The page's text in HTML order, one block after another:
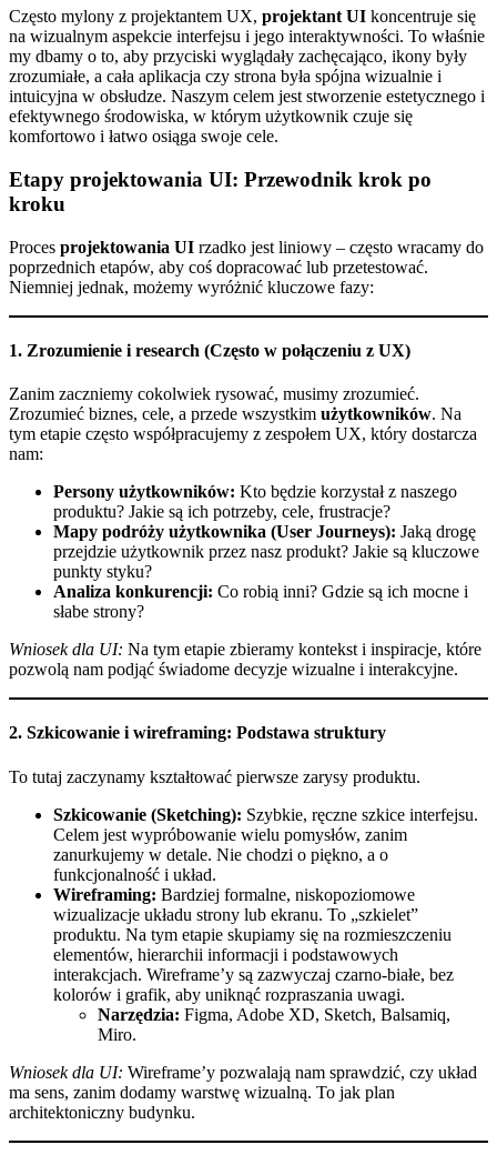
Często mylony z projektantem UX, projektant UI koncentruje się
na wizualnym aspekcie interfejsu i jego interaktywności. To właśnie
my dbamy o to, aby przyciski wyglądały zachęcająco, ikony były
zrozumiałe, a cała aplikacja czy strona była spójna wizualnie i
intuicyjna w obsłudze. Naszym celem jest stworzenie estetycznego i
efektywnego środowiska, w którym użytkownik czuje się
komfortowo i łatwo osiąga swoje cele.
Etapy projektowania UI: Przewodnik krok po
kroku
Proces projektowania UI rzadko jest liniowy – często wracamy do
poprzednich etapów, aby coś dopracować lub przetestować.
Niemniej jednak, możemy wyróżnić kluczowe fazy:
1. Zrozumienie i research (Często w połączeniu z UX)
Zanim zaczniemy cokolwiek rysować, musimy zrozumieć.
Zrozumieć biznes, cele, a przede wszystkim użytkowników. Na
tym etapie często współpracujemy z zespołem UX, który dostarcza
nam:
Persony użytkowników: Kto będzie korzystał z naszego
produktu? Jakie są ich potrzeby, cele, frustracje?
Mapy podróży użytkownika (User Journeys): Jaką drogę
przejdzie użytkownik przez nasz produkt? Jakie są kluczowe
punkty styku?
Analiza konkurencji: Co robią inni? Gdzie są ich mocne i
słabe strony?
Wniosek dla UI: Na tym etapie zbieramy kontekst i inspiracje, które
pozwolą nam podjąć świadome decyzje wizualne i interakcyjne.
2. Szkicowanie i wireframing: Podstawa struktury
To tutaj zaczynamy kształtować pierwsze zarysy produktu.
Szkicowanie (Sketching): Szybkie, ręczne szkice interfejsu.
Celem jest wypróbowanie wielu pomysłów, zanim
zanurkujemy w detale. Nie chodzi o piękno, a o
funkcjonalność i układ.
Wireframing: Bardziej formalne, niskopoziomowe
wizualizacje układu strony lub ekranu. To „szkielet”
produktu. Na tym etapie skupiamy się na rozmieszczeniu
elementów, hierarchii informacji i podstawowych
interakcjach. Wireframe’y są zazwyczaj czarno-białe, bez
kolorów i grafik, aby uniknąć rozpraszania uwagi.
Narzędzia: Figma, Adobe XD, Sketch, Balsamiq,
Miro.
Wniosek dla UI: Wireframe’y pozwalają nam sprawdzić, czy układ
ma sens, zanim dodamy warstwę wizualną. To jak plan
architektoniczny budynku.